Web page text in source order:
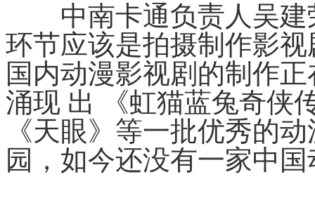
中南卡通负责人吴建
环节应该是拍摄制作影
国内动漫影视剧的制作
涌现 出 《虹猫蓝兔奇侠
《天眼》等一批优秀的
园，如今还没有一家中